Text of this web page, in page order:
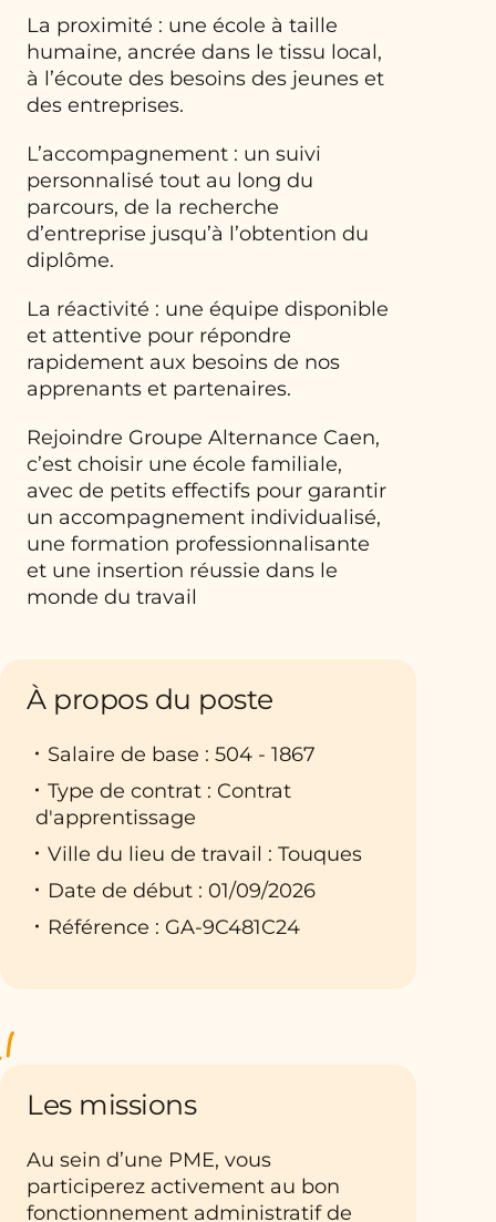
La proximité : une école à taille
humaine, ancrée dans le tissu local,
à l’écoute des besoins des jeunes et
des entreprises.
L’accompagnement : un suivi
personnalisé tout au long du
parcours, de la recherche
d’entreprise jusqu’à l’obtention du
diplôme.
La réactivité : une équipe disponible
et attentive pour répondre
rapidement aux besoins de nos
apprenants et partenaires.
Rejoindre Groupe Alternance Caen,
c’est choisir une école familiale,
avec de petits effectifs pour garantir
un accompagnement individualisé,
une formation professionnalisante
et une insertion réussie dans le
monde du travail
À propos du poste
Salaire de base : 504 - 1867
Type de contrat : Contrat
d'apprentissage
Ville du lieu de travail : Touques
Date de début : 01/09/2026
Référence : GA-9C481C24
Les missions
Au sein d’une PME, vous
participerez activement au bon
fonctionnement administratif de